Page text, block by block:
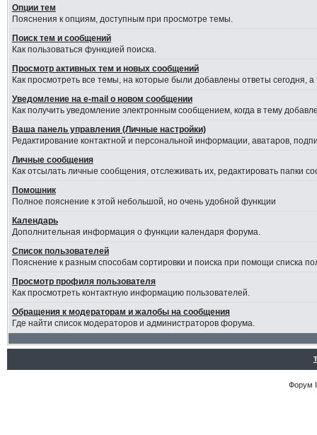
Опции тем
Пояснения к опциям, доступным при просмотре темы.
Поиск тем и сообщений
Как пользоваться функцией поиска.
Просмотр активных тем и новых сообщений
Как просмотреть все темы, на которые были добавлены ответы сегодня,
Уведомление на е-mail о новом сообщении
Как получить уведомление электронным сообщением, когда в тему
Ваша панель управления (Личные настройки)
Редактирование контактной и персональной информации, аватаров,
Личные сообщения
Как отсылать личные сообщения, отслеживать их, редактировать папки
Помошник
Полное пояснение к этой небольшой, но очень удобной функции
Календарь
Дополнительная информация о функции календаря форума.
Список пользователей
Пояснение к разным способам сортировки и поиска при помощи списка
Просмотр профиля пользователя
Как просмотреть контактную информацию пользователей.
Обращения к модераторам и жалобы на сообщения
Где найти список модераторов и администраторов форума.
Форум